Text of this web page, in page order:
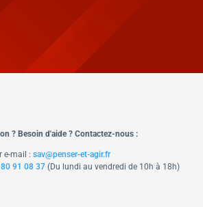
? Besoin d'aide ? Contactez-nous :
e-mail : sav@penser-et-agir.fr
91 08 37​ (Du lundi au vendredi de 10h à 18h)